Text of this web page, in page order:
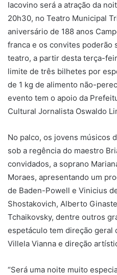
Iacovino será a atração da
20h30, no Teatro Municipal
aniversário de 188 anos
franca e os convites poderão
teatro, a partir desta terça-
limite de três bilhetes por
de 1 kg de alimento não-
evento tem o apoio da
Cultural Jornalista Oswaldo
No palco, os jovens músicos
sob a regência do maestro
convidados, a soprano
Moraes, apresentando um
de Baden-Powell e Vinicius
Shostakovich, Alberto
Tchaikovsky, dentre outros
espetáculo tem direção geral
Villela Vianna e direção
“Será uma noite muito